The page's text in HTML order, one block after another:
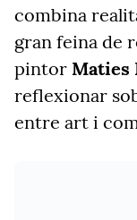
combina
gran feina de
pintor Maties
reflexionar
entre art i